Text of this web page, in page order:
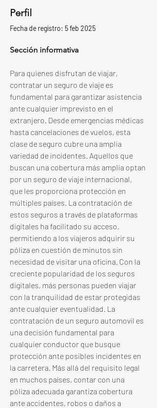
Perfil
Fecha de registro: 5 feb 2025
Sección informativa
Para quienes disfrutan de viajar,
contratar un seguro de viaje es
fundamental para garantizar asistencia
ante cualquier imprevisto en el
extranjero. Desde emergencias médicas
hasta cancelaciones de vuelos, esta
clase de seguro cubre una amplia
variedad de incidentes. Aquellos que
buscan una cobertura más amplia optan
por un seguro de viaje internacional,
que les proporciona protección en
múltiples países. La contratación de
estos seguros a través de plataformas
digitales ha facilitado su acceso,
permitiendo a los viajeros adquirir su
póliza en cuestión de minutos sin
necesidad de visitar una oficina. Con la
creciente popularidad de los seguros
digitales, más personas pueden viajar
con la tranquilidad de estar protegidas
ante cualquier eventualidad. La
contratación de un seguro automovil es
una decisión fundamental para
cualquier conductor que busque
protección ante posibles incidentes en
la carretera. Más allá del requisito legal
en muchos países, contar con una
póliza adecuada garantiza cobertura
ante accidentes, robos o daños a